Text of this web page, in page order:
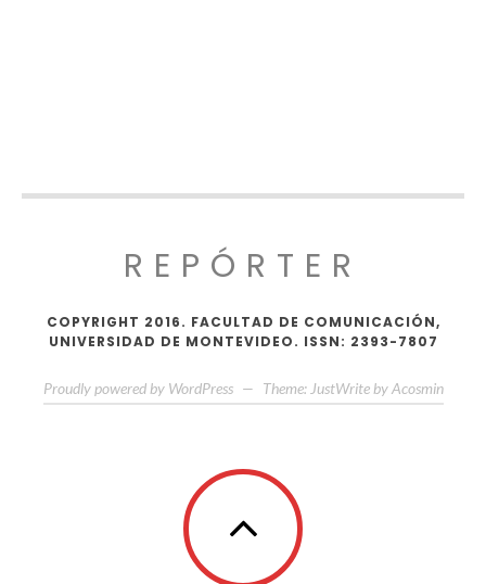
REPÓRTER
COPYRIGHT 2016. FACULTAD DE COMUNICACIÓN,
UNIVERSIDAD DE MONTEVIDEO. ISSN: 2393-7807
Proudly powered by WordPress — Theme: JustWrite by Acosmin